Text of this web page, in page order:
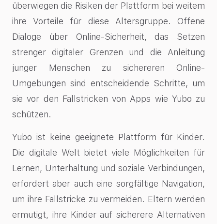
überwiegen die Risiken der Plattform bei weitem
ihre Vorteile für diese Altersgruppe. Offene
Dialoge über Online-Sicherheit, das Setzen
strenger digitaler Grenzen und die Anleitung
junger Menschen zu sichereren Online-
Umgebungen sind entscheidende Schritte, um
sie vor den Fallstricken von Apps wie Yubo zu
schützen.
Yubo ist keine geeignete Plattform für Kinder.
Die digitale Welt bietet viele Möglichkeiten für
Lernen, Unterhaltung und soziale Verbindungen,
erfordert aber auch eine sorgfältige Navigation,
um ihre Fallstricke zu vermeiden. Eltern werden
ermutigt, ihre Kinder auf sicherere Alternativen